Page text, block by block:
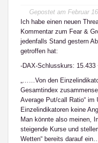
Gepostet am Februar
Ich habe einen neuen
Kommentar zum Fear &
jedenfalls Stand gestern
getroffen hat:
-DAX-Schlusskurs: 15.433
„……Von den
Gesamtindex
Average Put/call Ratio“ im
Einzelindikatoren keine
Man könnte also meinen,
steigende Kurse und
Wetten“ bereits darauf